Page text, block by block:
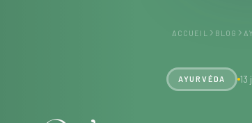
ACCUEIL › BLOG ›
AYURVÉDA 13